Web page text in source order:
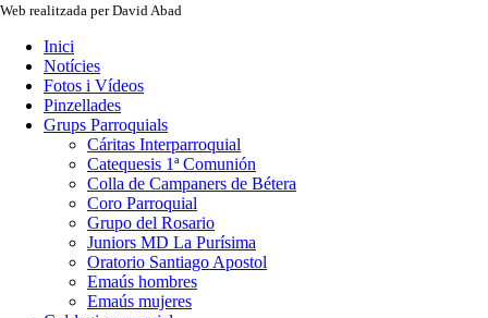
Web realitzada per David Abad
Inici
Notícies
Fotos i Vídeos
Pinzellades
Grups Parroquials
Cáritas Interparroquial
Catequesis 1ª Comunión
Colla de Campaners de Bétera
Coro Parroquial
Grupo del Rosario
Juniors MD La Purísima
Oratorio Santiago Apostol
Emaús hombres
Emaús mujeres